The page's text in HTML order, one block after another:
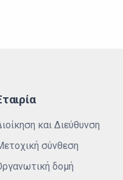
και Διεύθυνση
σύνθεση
δομή